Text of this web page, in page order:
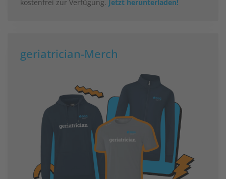
kostenfrei zur Verfügung. Jetzt herunterladen!
geriatrician-Merch